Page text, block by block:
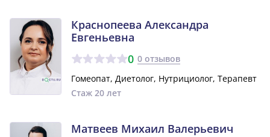
благодарность Юлии Олеговне за качественное лечение,
к...»
Краснопеева Александра
Евгеньевна
0 0 отзывов
Гомеопат, Диетолог, Нутрициолог, Терапевт
Стаж 20 лет
Матвеев Михаил Валерьевич